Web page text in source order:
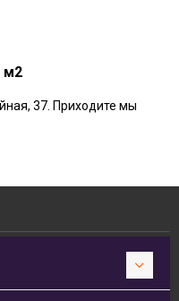
м2
37. Приходите мы